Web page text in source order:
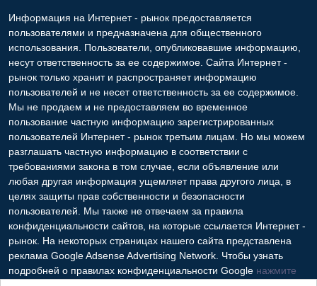
Информация на Интернет - рынок предоставляется
пользователями и предназначена для общественного
использования. Пользователи, опубликовавшие информацию,
несут ответственность за ее содержимое. Сайта Интернет -
рынок только хранит и распространяет информацию
пользователей и не несет ответственность за ее содержимое.
Мы не продаем и не предоставляем во временное
пользование частную информацию зарегистрированных
пользователей Интернет - рынок третьим лицам. Но мы можем
разглашать частную информацию в соответствии с
требованиями закона в том случае, если объявление или
любая другая информация ущемляет права другого лица, в
целях защиты прав собственности и безопасности
пользователей. Мы также не отвечаем за правила
конфиденциальности сайтов, на которые ссылается Интернет -
рынок. На некоторых страницах нашего сайта представлена
реклама Google Adsense Advertising Network. Чтобы узнать
подробней о правилах конфиденциальности Google нажмите